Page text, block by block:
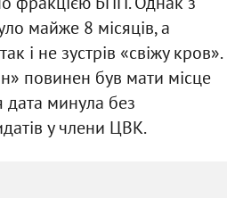
майже 8 місяців, а
і не зустрів «свіжу кров».
повинен був мати місце
дата минула без
у члени ЦВК.